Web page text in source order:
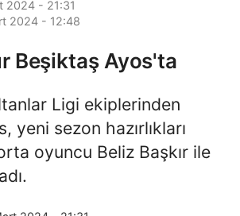
2024 - 21:31
2024 - 12:48
Beşiktaş Ayos'ta
Ligi ekiplerinden
yeni sezon hazırlıkları
oyuncu Beliz Başkır ile